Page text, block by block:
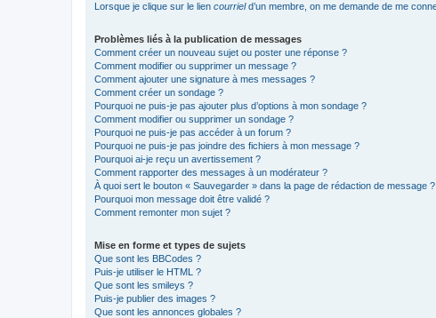
Lorsque je clique sur le lien courrield’un membre, on me demande de me
Problèmes liés à la publication de messages
Comment créer un nouveau sujet ou poster une réponse ?
Comment modifier ou supprimer un message ?
Comment ajouter une signature à mes messages ?
Comment créer un sondage ?
Pourquoi ne puis-je pas ajouter plus d’options à mon sondage ?
Comment modifier ou supprimer un sondage ?
Pourquoi ne puis-je pas accéder à un forum ?
Pourquoi ne puis-je pas joindre des fichiers à mon message ?
Pourquoi ai-je reçu un avertissement ?
Comment rapporter des messages à un modérateur ?
À quoi sert le bouton « Sauvegarder » dans la page de rédaction de message ?
Pourquoi mon message doit être validé ?
Comment remonter mon sujet ?
Mise en forme et types de sujets
Que sont les BBCodes ?
Puis-je utiliser le HTML ?
Que sont les smileys ?
Puis-je publier des images ?
Que sont les annonces globales ?